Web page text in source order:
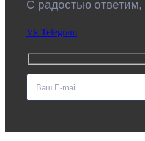
C радостью ответим,
Vk Telegram